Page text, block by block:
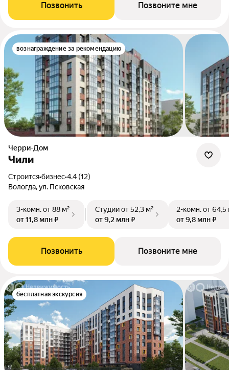
Позвонить Позвоните мне
вознаграждение за рекомендацию
Черри-Дом
Чили
Строится•бизнес•4.4 (12)
Вологда, ул. Псковская
3-комн.от 88 м²
от 11,8 млн ₽
Студииот 52,3 м²
от 9,2 млн ₽
2-комн.от 64,5
от 9,8 млн ₽
Позвонить Позвоните мне
бесплатная экскурсия